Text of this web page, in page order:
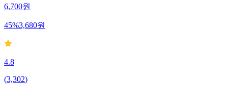
6,700원
45%3,680원
4.8
(3,302)